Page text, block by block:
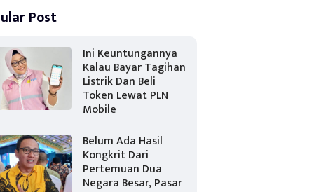
Post
Ini Keuntungannya
Kalau Bayar Tagihan
Listrik Dan Beli
Token Lewat PLN
Mobile
Belum Ada Hasil
Kongkrit Dari
Pertemuan Dua
Negara Besar, Pasar